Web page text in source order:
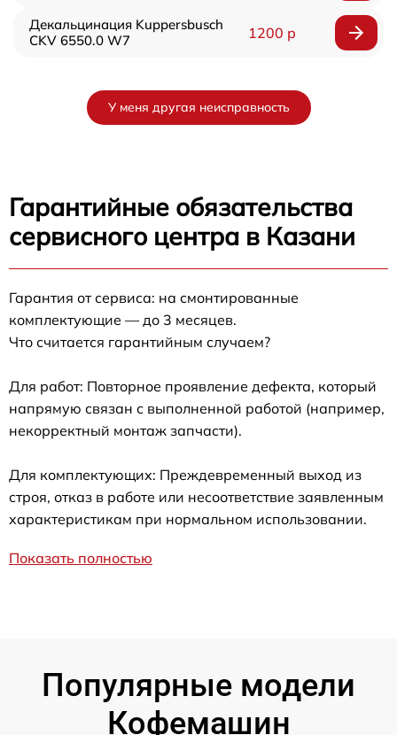
Декальцинация Kuppersbusch
CKV 6550.0 W7
1200 р
У меня другая неисправность
Гарантийные обязательства
сервисного центра в Казани
Гарантия от сервиса: на смонтированные
комплектующие — до 3 месяцев.
Что считается гарантийным случаем?
Для работ: Повторное проявление дефекта, который
напрямую связан с выполненной работой (например,
некорректный монтаж запчасти).
Для комплектующих: Преждевременный выход из
строя, отказ в работе или несоответствие заявленным
характеристикам при нормальном использовании.
Показать полностью
Популярные модели
Кофемашин